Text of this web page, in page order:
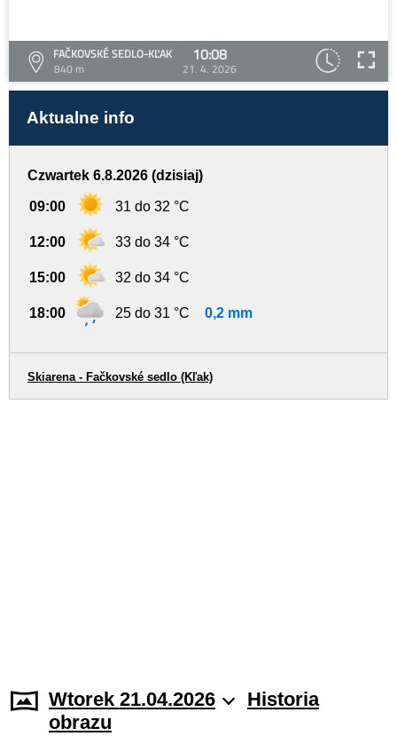
FAČKOVSKÉ SEDLO-KĽAK
840 m
10:08
21. 4. 2026
Aktualne info
Czwartek 6.8.2026 (dzisiaj)
09:00 31 do 32 °C
12:00 33 do 34 °C
15:00 32 do 34 °C
18:00 25 do 31 °C 0,2 mm
Skiarena - Fačkovské sedlo (Kľak)
Wtorek 21.04.2026
Historia
obrazu